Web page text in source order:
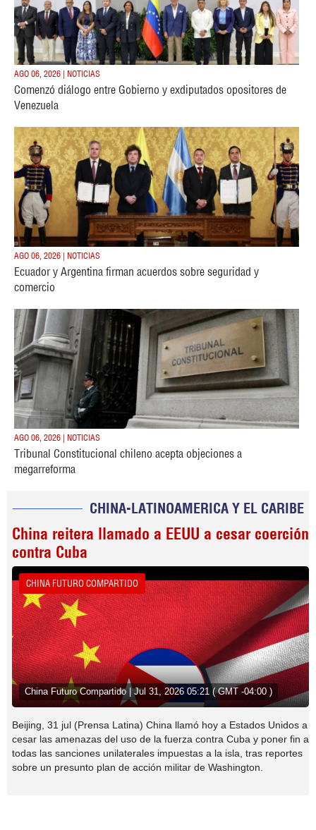
AGO 06, 2026 | NOTICIAS
Comenzó diálogo entre Gobierno y exdiputados opositores de
Venezuela
AGO 06, 2026 | NOTICIAS
Ecuador y Argentina firman acuerdos sobre seguridad y
comercio
AGO 06, 2026 | NOTICIAS
Tribunal Constitucional chileno acepta objeciones a
megarreforma
CHINA-LATINOAMERICA Y EL CARIBE
China reitera llamado a EEUU a cesar coerción
contra Cuba
CHINA FUTURO COMPARTIDO
China Futuro Compartido | Jul 31, 2026 05:21 ( GMT -04:00 )
Beijing, 31 jul (Prensa Latina) China llamó hoy a Estados Unidos a
cesar las amenazas del uso de la fuerza contra Cuba y poner fin a
todas las sanciones unilaterales impuestas a la isla, tras reportes
sobre un presunto plan de acción militar de Washington.